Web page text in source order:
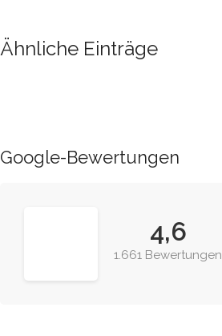
Ähnliche Einträge
Google-Bewertungen
4,6
1.661 Bewertungen